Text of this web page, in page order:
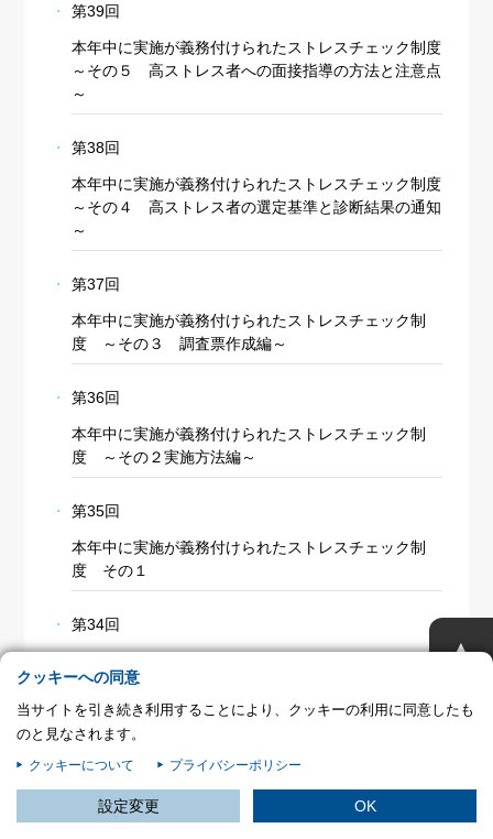
第39回
本年中に実施が義務付けられたストレスチェック制度
～その５ 高ストレス者への面接指導の方法と注意点
～
第38回
本年中に実施が義務付けられたストレスチェック制度
～その４ 高ストレス者の選定基準と診断結果の通知
～
第37回
本年中に実施が義務付けられたストレスチェック制
度 ～その３ 調査票作成編～
第36回
本年中に実施が義務付けられたストレスチェック制
度 ～その２実施方法編～
第35回
本年中に実施が義務付けられたストレスチェック制
度 その１
第34回
第33回
第32回
▲
クッキーへの同意
当サイトを引き続き利用することにより、クッキーの利用に同意したも
のと見なされます。
クッキーについて プライバシーポリシー
設定変更 OK
プライバシー情報
プライバシー情報
お客様が当サイトを訪れると、ブラウザに情報が保存される、またはブラウ
ザに保存された情報が取得されることがあります。情報の主な保存先は
Cookie であり、対象となるのはサイト訪問者に関する情報、サイト訪問者
による設定、デバイス情報などです。これらの情報はサイトを正常に機能さ
は通常ありませんが、Web サイトのパーソナライズに使われることはあり
ます。鈴与シンワートではプライバシーの権利を尊重しており、一部の
Cookie については有効化を拒否できるよう配慮しています。各カテゴリを
クリックすることで、それらの Cookie に関する詳細を確認し、当サイトに
た場合、サイトの利用やサービスの利用に影響が出る可能性があります。
細情報
不可欠な Cookie
パフォーマンス Cookie
ターゲティング Cookie
この設定で保存する